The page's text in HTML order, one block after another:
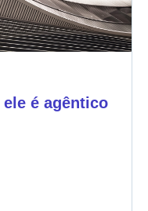
é agêntico